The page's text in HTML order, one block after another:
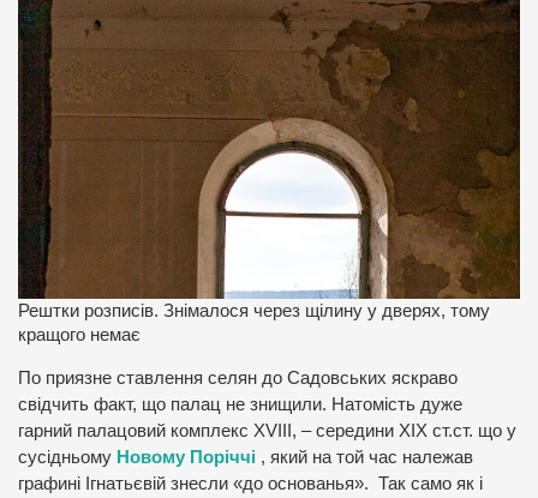
Рештки розписів. Знімалося через щілину у дверях, тому
кращого немає
По приязне ставлення селян до Садовських яскраво
свідчить факт, що палац не знищили. Натомість дуже
гарний палацовий комплекс XVIII, – середини ХІХ ст.ст. що у
сусідньому Новому Поріччі , який на той час належав
графині Ігнатьєвій знесли «до основанья». Так само як і